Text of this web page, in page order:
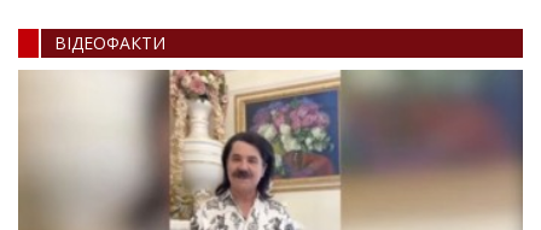
ВIДЕОФАКТИ